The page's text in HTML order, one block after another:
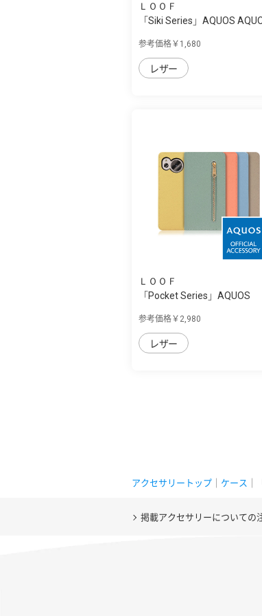
ＬＯＯＦ
「Siki Series」AQUOS
参考価格￥1,680
レザー
ＬＯＯＦ
「Pocket Series」AQUOS
参考価格￥2,980
レザー
アクセサリートップ ケース
掲載アクセサリーについての